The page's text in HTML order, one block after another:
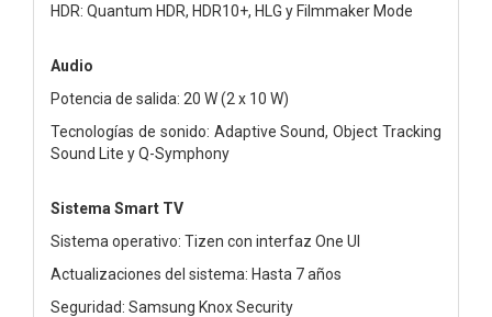
HDR: Quantum HDR, HDR10+, HLG y Filmmaker Mode
Audio
Potencia de salida: 20 W (2 x 10 W)
Tecnologías de sonido: Adaptive Sound, Object Tracking
Sound Lite y Q-Symphony
Sistema Smart TV
Sistema operativo: Tizen con interfaz One UI
Actualizaciones del sistema: Hasta 7 años
Seguridad: Samsung Knox Security